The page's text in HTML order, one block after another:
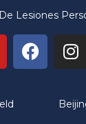
Lesiones